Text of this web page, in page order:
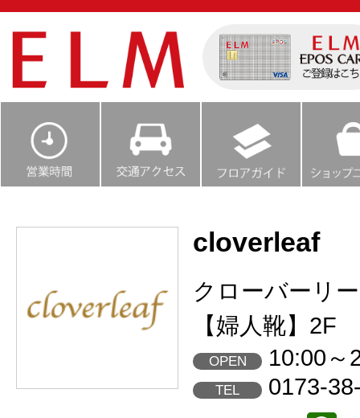
cloverleaf
クローバーリ
【婦人靴】2F
OPEN 10:00～
TEL 0173-